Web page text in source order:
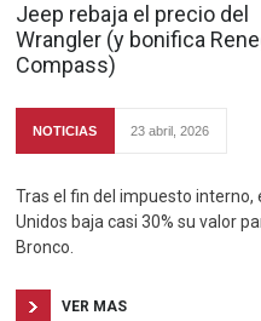
Jeep rebaja el precio del
Wrangler (y bonifica
Compass)
NOTICIAS 23 abril, 2026
Tras el fin del impuesto interno,
Unidos baja casi 30% su valor
Bronco.
VER MAS